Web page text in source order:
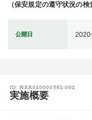
（保安規定の遵守状況の
公開日
ID: NRA020000582-002
実施概要